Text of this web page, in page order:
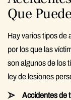
Que
Hay varios tipos de
por los que las
son algunos de los
ley de lesiones
Accidentes de